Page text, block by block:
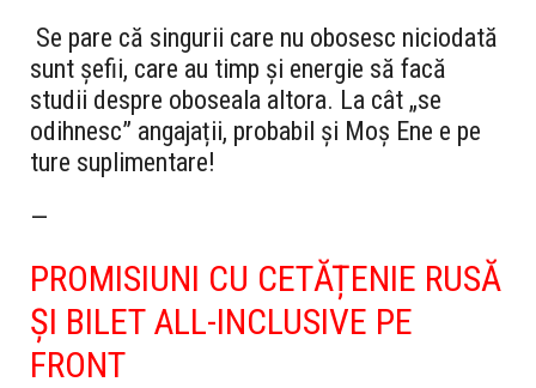
Se pare că singurii care nu obosesc niciodată
sunt șefii, care au timp și energie să facă
studii despre oboseala altora. La cât „se
odihnesc” angajații, probabil și Moș Ene e pe
ture suplimentare!
—
PROMISIUNI CU CETĂȚENIE RUSĂ
ȘI BILET ALL-INCLUSIVE PE
FRONT